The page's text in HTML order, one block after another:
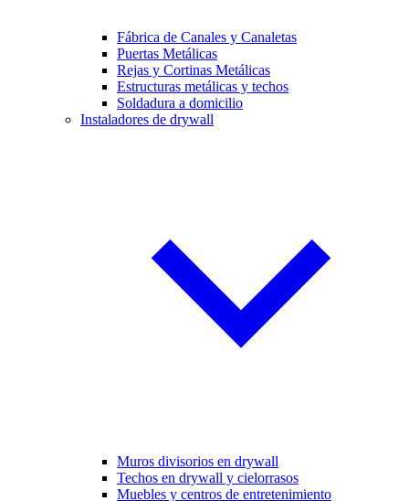
Fábrica de Canales y Canaletas
Puertas Metálicas
Rejas y Cortinas Metálicas
Estructuras metálicas y techos
Soldadura a domicilio
Instaladores de drywall
Muros divisorios en drywall
Techos en drywall y cielorrasos
Muebles y centros de entretenimiento